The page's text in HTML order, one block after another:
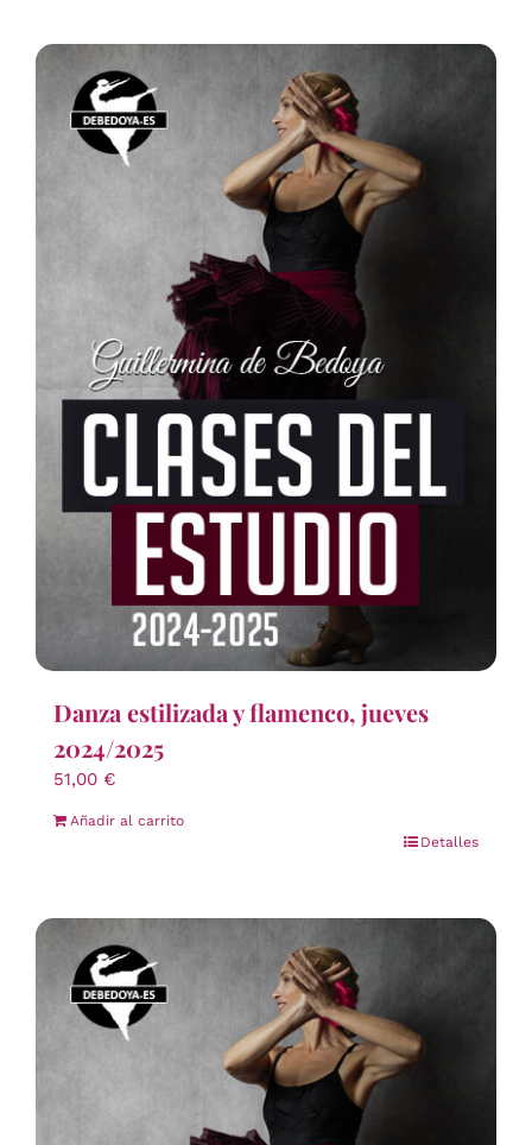
Danza estilizada y flamenco, jueves
2024/2025
51,00 €
Añadir al carrito
Detalles